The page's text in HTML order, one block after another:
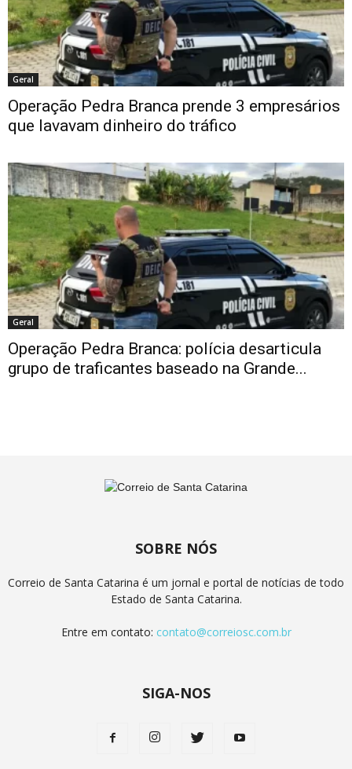
Geral
Operação Pedra Branca prende 3 empresários
que lavavam dinheiro do tráfico
Geral
Operação Pedra Branca: polícia desarticula
grupo de traficantes baseado na Grande...
SOBRE NÓS
Correio de Santa Catarina é um jornal e portal de notícias de todo
Estado de Santa Catarina.
Entre em contato: contato@correiosc.com.br
SIGA-NOS